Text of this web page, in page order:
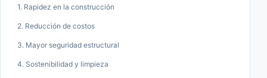
1. Rapidez en la construcción
2. Reducción de costos
3. Mayor seguridad estructural
4. Sostenibilidad y limpieza